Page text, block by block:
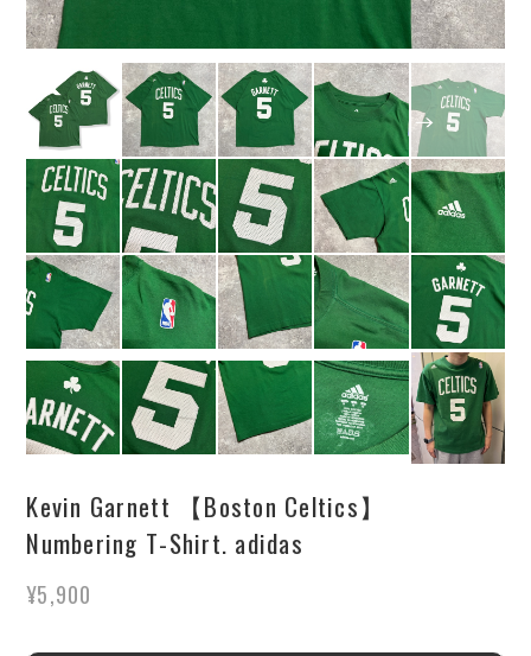
Kevin Garnett 【Boston Celtics】
Numbering T-Shirt. adidas
¥5,900